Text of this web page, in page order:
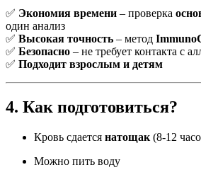
✅ Экономия времени – проверка
один анализ
✅ Высокая точность – метод
✅ Безопасно – не требует контакта с
✅ Подходит взрослым и детям
4. Как подготовиться?
Кровь сдается натощак (8-12
Можно пить воду